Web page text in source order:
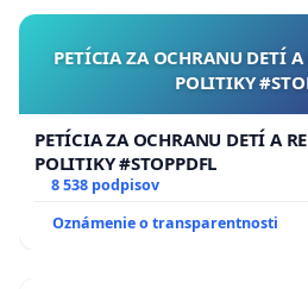
PETÍCIA ZA OCHRANU DETÍ A
POLITIKY
PETÍCIA ZA OCHRANU DETÍ A
POLITIKY #STOPPDFL
8 538 podpisov
Oznámenie o transparentnosti